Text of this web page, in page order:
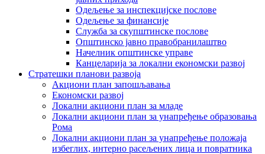
Одељење за инспекцијске послове
Одељење за финансије
Служба за скупштинске послове
Општинско јавно правобранилаштво
Начелник општинске управе
Канцеларија за локални економски развој
Стратешки планови развоја
Акциони план запошљавања
Економски развој
Локални акциони план за младе
Локални акциони план за унапређење образовања
Рома
Локални акциони план за унапређење положаја
избеглих, интерно расељених лица и повратника